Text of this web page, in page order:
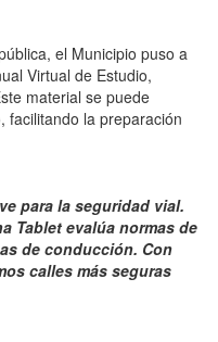
el Municipio puso a
Virtual de Estudio,
material se puede
facilitando la preparación
para la seguridad vial.
Tablet evalúa normas de
de conducción. Con
calles más seguras